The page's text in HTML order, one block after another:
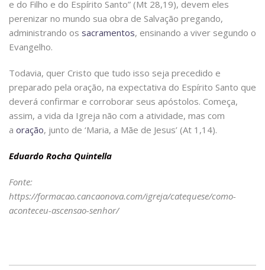
e do Filho e do Espírito Santo” (Mt 28,19), devem eles
perenizar no mundo sua obra de Salvação pregando,
administrando os sacramentos, ensinando a viver segundo o
Evangelho.
Todavia, quer Cristo que tudo isso seja precedido e
preparado pela oração, na expectativa do Espírito Santo que
deverá confirmar e corroborar seus apóstolos. Começa,
assim, a vida da Igreja não com a atividade, mas com
a oração, junto de ‘Maria, a Mãe de Jesus’ (At 1,14).
Eduardo Rocha Quintella
Fonte:
https://formacao.cancaonova.com/igreja/catequese/como-
aconteceu-ascensao-senhor/